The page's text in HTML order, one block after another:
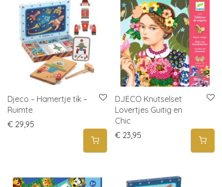
Djeco – Hamertje tik –
Ruimte
€ 29,95
DJECO Knutselset
Lovertjes Guitig en
Chic
€ 23,95